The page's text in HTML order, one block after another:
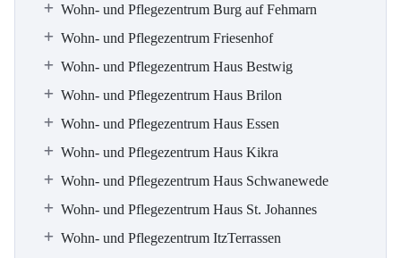
Wohn- und Pflegezentrum Burg auf Fehmarn
Wohn- und Pflegezentrum Friesenhof
Wohn- und Pflegezentrum Haus Bestwig
Wohn- und Pflegezentrum Haus Brilon
Wohn- und Pflegezentrum Haus Essen
Wohn- und Pflegezentrum Haus Kikra
Wohn- und Pflegezentrum Haus Schwanewede
Wohn- und Pflegezentrum Haus St. Johannes
Wohn- und Pflegezentrum ItzTerrassen